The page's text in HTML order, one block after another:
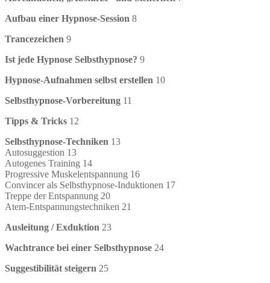
Aufbau einer Hypnose-Session 8
Trancezeichen 9
Ist jede Hypnose Selbsthypnose? 9
Hypnose-Aufnahmen selbst erstellen 10
Selbsthypnose-Vorbereitung 11
Tipps & Tricks 12
Selbsthypnose-Techniken 13
Autosuggestion 13
Autogenes Training 14
Progressive Muskelentspannung 16
Convincer als Selbsthypnose-Induktionen 17
Treppe der Entspannung 20
Atem-Entspannungstechniken 21
Ausleitung / Exduktion 23
Wachtrance bei einer Selbsthypnose 24
Suggestibilität steigern 25